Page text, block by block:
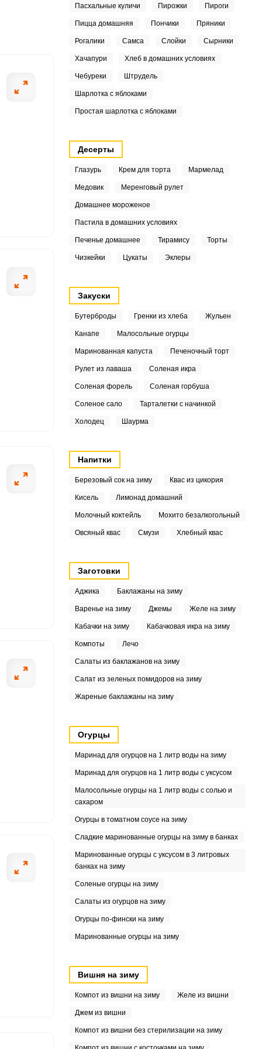
Пасхальные куличи Пирожки Пироги
Пицца домашняя Пончики Пряники
Рогалики Самса Слойки Сырники
Хачапури Хлеб в домашних условиях
Чебуреки Штрудель
Шарлотка с яблоками
Простая шарлотка с яблоками
Десерты
Глазурь Крем для торта Мармелад
Медовик Меренговый рулет
Домашнее мороженое
Пастила в домашних условиях
Печенье домашнее Тирамису Торты
Чизкейки Цукаты Эклеры
Закуски
Бутерброды Гренки из хлеба Жульен
Канапе Малосольные огурцы
Маринованная капуста Печеночный торт
Рулет из лаваша Соленая икра
Соленая форель Соленая горбуша
Соленое сало Тарталетки с начинкой
Холодец Шаурма
Напитки
Березовый сок на зиму Квас из цикория
Кисель Лимонад домашний
Молочный коктейль Мохито безалкогольный
Овсяный квас Смузи Хлебный квас
Заготовки
Аджика Баклажаны на зиму
Варенье на зиму Джемы Желе на зиму
Кабачки на зиму Кабачковая икра на зиму
Компоты Лечо
Салаты из баклажанов на зиму
Салат из зеленых помидоров на зиму
Жареные баклажаны на зиму
Огурцы
Маринад для огурцов на 1 литр воды на зиму
Маринад для огурцов на 1 литр воды с уксусом
Малосольные огурцы на 1 литр воды с солью и
сахаром
Огурцы в томатном соусе на зиму
Сладкие маринованные огурцы на зиму в банках
Маринованные огурцы с уксусом в 3 литровых
банках на зиму
Соленые огурцы на зиму
Салаты из огурцов на зиму
Огурцы по-фински на зиму
Маринованные огурцы на зиму
Вишня на зиму
Компот из вишни на зиму Желе из вишни
Джем из вишни
Компот из вишни без стерилизации на зиму
добавляем сахарный